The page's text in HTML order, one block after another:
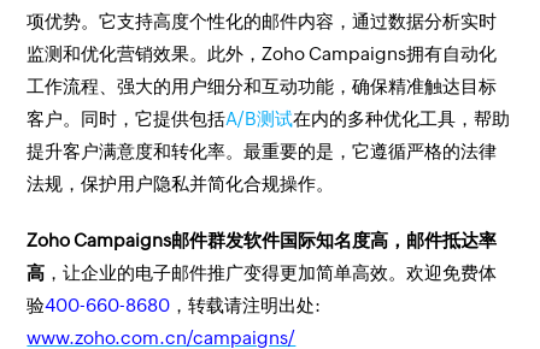
项优势。它支持高度个性化的邮件内容，通过数据分析实时
监测和优化营销效果。此外，Zoho Campaigns拥有自动化
工作流程、强大的用户细分和互动功能，确保精准触达目标
客户。同时，它提供包括A/B测试在内的多种优化工具，帮助
提升客户满意度和转化率。最重要的是，它遵循严格的法律
法规，保护用户隐私并简化合规操作。
Zoho Campaigns邮件群发软件国际知名度高，邮件抵达率
高 ，让企业的电子邮件推广变得更加简单高效。欢迎免费体
验400-660-8680 ，转载请注明出处:
www.zoho.com.cn/campaigns/